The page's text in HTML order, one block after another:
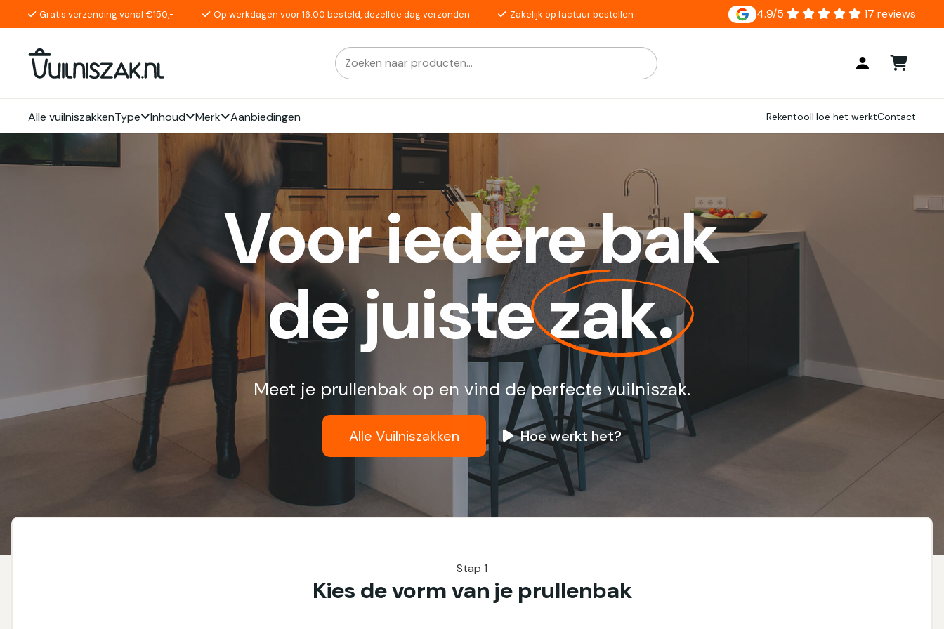
Gratis verzending vanaf €150,- Op werkdagen voor 16:00 besteld, dezelfde dag verzonden Zakelijk op factuur bestellen 4.9/5 17 reviews
Zoeken
naar:
Als de resultaten voor automatisch aanvullen beschikbaar zijn, gebruik de pijlen om omhoog en omlaag te gaan
Alle vuilniszakkenType Inhoud Merk Aanbiedingen RekentoolHoe het werktContact
Voor iedere bak
de juistezak.
Meet je prullenbak op en vind de perfecte vuilniszak.
Alle Vuilniszakken Hoe werkt het?
Stap 1
Kies de vorm van je prullenbak